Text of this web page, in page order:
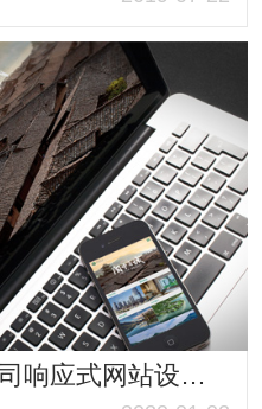
阆中文旅发展有限公司响应式网站设计与建设案例